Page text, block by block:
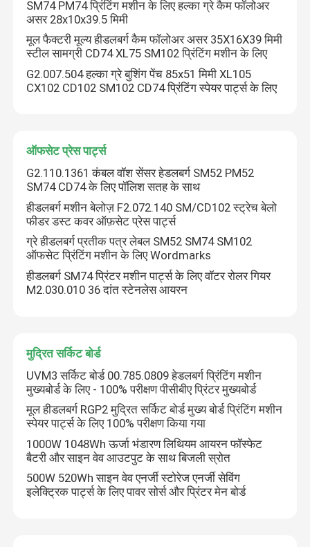
हीडलबर्ग प्रिंटिंग मशीन के पुर्जे
मुलर मार्टिनी स्पेयर पार्ट्स
सक्शन बेल्ट
हीडलबर्ग मोटर्स
Wash Up Blades
ऑफसेट मशीन स्पेयर पार्ट्स
ऑफसेट प्रेस पार्ट्स
मुद्रित सर्किट बोर्ड
ऑफसेट प्रिंटिंग पुर्जों
SM74 PM74 प्रिंटिंग मशीन के लिए हल्का ग्रे कैम फॉलोअर
असर 28x10x39.5 मिमी
मूल फैक्टरी मूल्य हीडलबर्ग कैम फॉलोअर असर 35X16X39 मिमी
स्टील सामग्री CD74 XL75 SM102 प्रिंटिंग मशीन के लिए
G2.007.504 हल्का ग्रे बुशिंग पेंच 85x51 मिमी XL105
CX102 CD102 SM102 CD74 प्रिंटिंग स्पेयर पार्ट्स के लिए
ऑफसेट प्रेस पार्ट्स
G2.110.1361 कंबल वॉश सेंसर हेडलबर्ग SM52 PM52
SM74 CD74 के लिए पॉलिश सतह के साथ
हीडलबर्ग मशीन बेलोज़ F2.072.140 SM/CD102 स्ट्रेच बेलो
फीडर डस्ट कवर ऑफ़सेट प्रेस पार्ट्स
ग्रे हीडलबर्ग प्रतीक पत्र लेबल SM52 SM74 SM102
ऑफसेट प्रिंटिंग मशीन के लिए Wordmarks
हीडलबर्ग SM74 प्रिंटर मशीन पार्ट्स के लिए वॉटर रोलर गियर
M2.030.010 36 दांत स्टेनलेस आयरन
मुद्रित सर्किट बोर्ड
UVM3 सर्किट बोर्ड 00.785.0809 हेडलबर्ग प्रिंटिंग मशीन
मुख्यबोर्ड के लिए - 100% परीक्षण पीसीबीए प्रिंटर मुख्यबोर्ड
मूल हीडलबर्ग RGP2 मुद्रित सर्किट बोर्ड मुख्य बोर्ड प्रिंटिंग मशीन
स्पेयर पार्ट्स के लिए 100% परीक्षण किया गया
1000W 1048Wh ऊर्जा भंडारण लिथियम आयरन फॉस्फेट
बैटरी और साइन वेव आउटपुट के साथ बिजली स्रोत
500W 520Wh साइन वेव एनर्जी स्टोरेज एनर्जी सेविंग
इलेक्ट्रिक पार्ट्स के लिए पावर सोर्स और प्रिंटर मेन बोर्ड